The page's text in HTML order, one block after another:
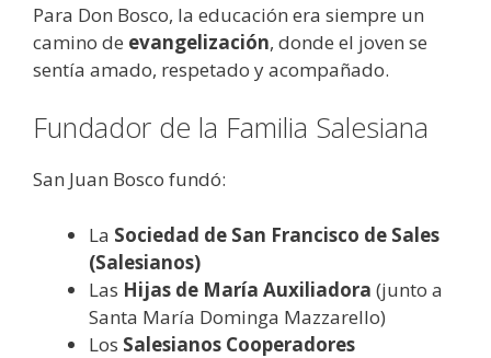
Para Don Bosco, la educación era siempre un
camino de evangelización, donde el joven se
sentía amado, respetado y acompañado.
Fundador de la Familia Salesiana
San Juan Bosco fundó:
La Sociedad de San Francisco de Sales
(Salesianos)
Las Hijas de María Auxiliadora (junto a
Santa María Dominga Mazzarello)
Los Salesianos Cooperadores